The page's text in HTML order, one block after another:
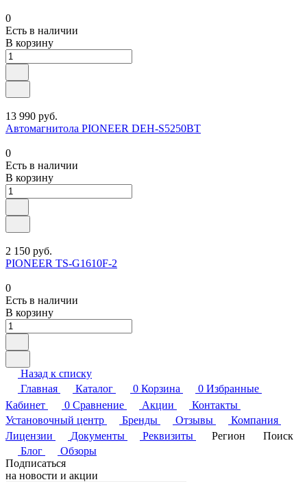
0
Есть в наличии
В корзину
13 990 руб.
Автомагнитола PIONEER DEH-S5250BT
0
Есть в наличии
В корзину
2 150 руб.
PIONEER TS-G1610F-2
0
Есть в наличии
В корзину
Назад к списку
Главная
Каталог 0 Корзина 0 Избранные
Кабинет
0 Сравнение Акции
Контакты
Установочный центр
Бренды Отзывы
Компания
Лицензии
Документы Реквизиты Регион
Поиск
Блог
Обзоры
Подписаться
на новости и акции